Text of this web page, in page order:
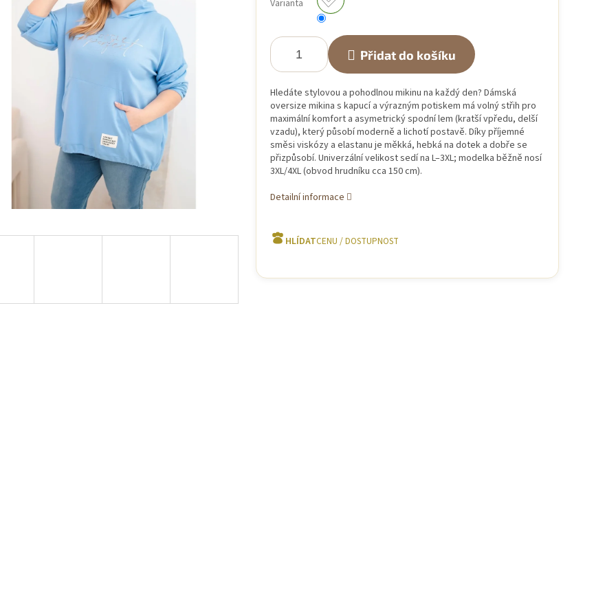
Varianta
Přidat do košíku
Hledáte stylovou a pohodlnou mikinu na každý den? Dámská
oversize mikina s kapucí a výrazným potiskem má volný střih pro
maximální komfort a asymetrický spodní lem (kratší vpředu, delší
vzadu), který působí moderně a lichotí postavě. Díky příjemné
směsi viskózy a elastanu je měkká, hebká na dotek a dobře se
přizpůsobí. Univerzální velikost sedí na L–3XL; modelka běžně nosí
3XL/4XL (obvod hrudníku cca 150 cm).
Detailní informace
HLÍDAT